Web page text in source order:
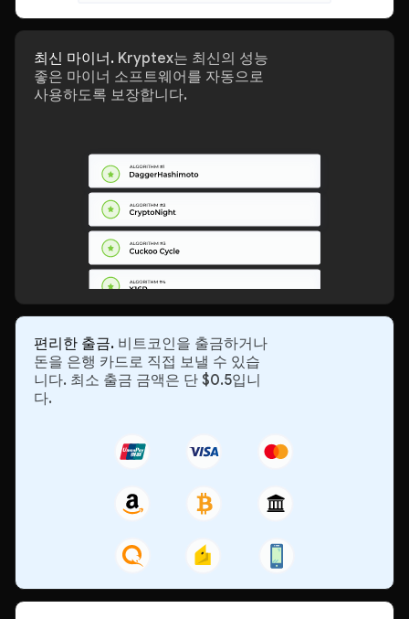
최신 마이너. Kryptex는 최신의 성능
좋은 마이너 소프트웨어를 자동으로
사용하도록 보장합니다.
편리한 출금. 비트코인을 출금하거나
돈을 은행 카드로 직접 보낼 수 있습
니다. 최소 출금 금액은 단 $0.5입니
다.